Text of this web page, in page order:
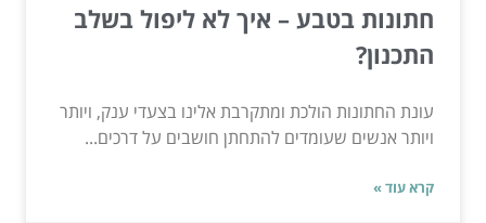
חתונות בטבע – איך לא ליפול בשלב
התכנון?
עונת החתונות הולכת ומתקרבת אלינו בצעדי ענק, ויותר
ויותר אנשים שעומדים להתחתן חושבים על דרכים...
קרא עוד »